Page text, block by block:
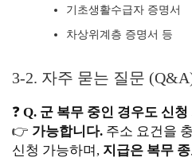
기초생활수급자 증명서
차상위계층 증명서 등
3-2. 자주 묻는 질문
❓ Q. 군 복무 중인 경우도 신
👉 가능합니다. 주소 요건을
신청 가능하며, 지급은 복무